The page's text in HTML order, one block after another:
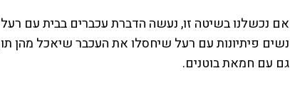
אם נכשלנו בשיטה זו, נעשה הדברת עכברים בבית עם
גם עם חמאת בוטנים.